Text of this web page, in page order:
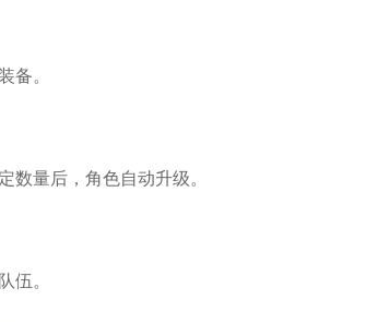
备。
数量后，角色自动升级。
伍。